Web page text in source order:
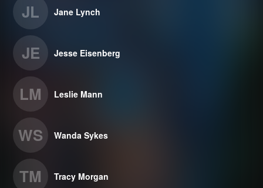
JL Jane Lynch
JE Jesse Eisenberg
LM Leslie Mann
WS Wanda Sykes
TM Tracy Morgan